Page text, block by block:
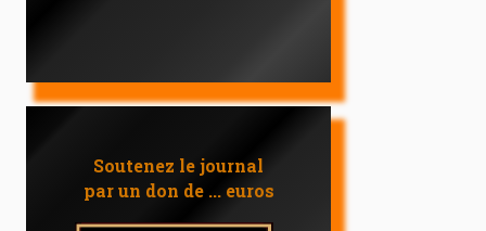
Soutenez le journal
par un don de ... euros